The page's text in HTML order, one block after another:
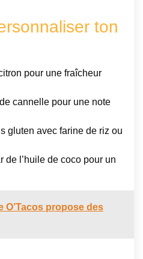
ton
pour une fraîcheur
cannelle pour une note
gluten avec farine de riz ou
de l’huile de coco pour un
O’Tacos propose des